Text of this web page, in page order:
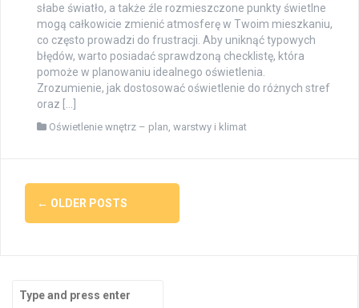
słabe światło, a także źle rozmieszczone punkty świetlne
mogą całkowicie zmienić atmosferę w Twoim mieszkaniu,
co często prowadzi do frustracji. Aby uniknąć typowych
błędów, warto posiadać sprawdzoną checklistę, która
pomoże w planowaniu idealnego oświetlenia.
Zrozumienie, jak dostosować oświetlenie do różnych stref
oraz […]
Oświetlenie wnętrz – plan, warstwy i klimat
Posts
navigation
← OLDER POSTS
for: